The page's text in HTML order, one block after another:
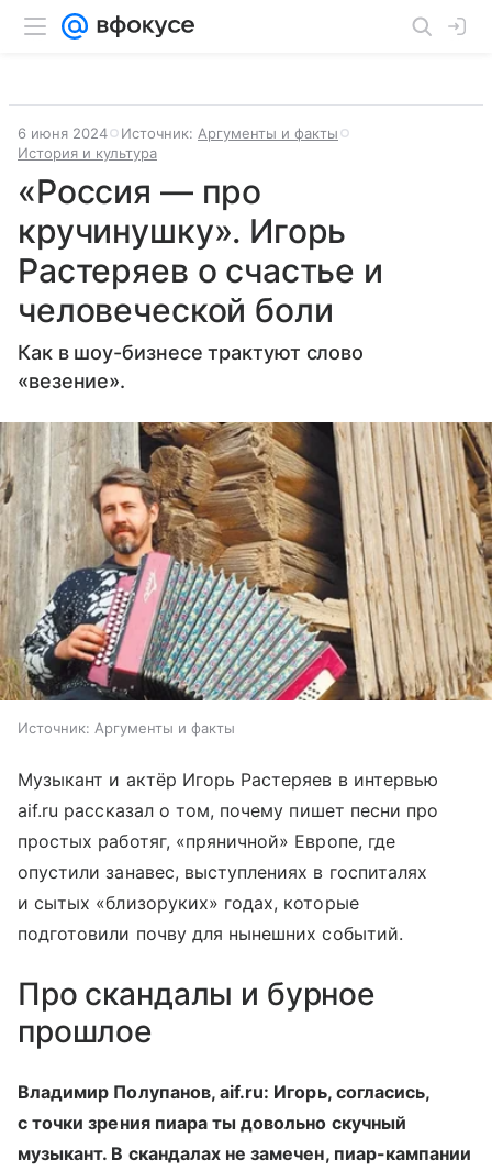
6 июня 2024 Источник: Аргументы и факты
История и культура
«Россия — про
кручинушку». Игорь
Растеряев о счастье и
человеческой боли
Как в шоу-бизнесе трактуют слово
«везение».
Источник: Аргументы и факты
Музыкант и актёр Игорь Растеряев в интервью
aif.ru рассказал о том, почему пишет песни про
простых работяг, «пряничной» Европе, где
опустили занавес, выступлениях в госпиталях
и сытых «близоруких» годах, которые
подготовили почву для нынешних событий.
Про скандалы и бурное
прошлое
Владимир Полупанов, aif.ru: Игорь, согласись,
с точки зрения пиара ты довольно скучный
музыкант. В скандалах не замечен, пиар-кампании